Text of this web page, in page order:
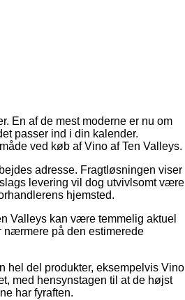
En af de mest moderne er nu om
passer ind i din kalender.
ved køb af Vino af Ten Valleys.
adresse. Fragtløsningen viser
levering vil dog utvivlsomt være
hjemsted.
Valleys kan være temmelig aktuel
nærmere på den estimerede
hel del produkter, eksempelvis Vino
med hensynstagen til at de højst
har fyraften.